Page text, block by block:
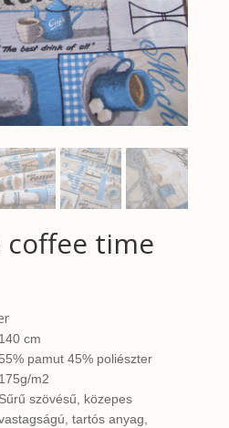
coffee time
140 cm
55% pamut 45% poliészter
175g/m2
Sűrű szövésű, közepes
tartós anyag,